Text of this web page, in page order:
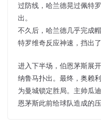
过防线，哈兰德晃过佩特
出。
不久后，哈兰德几乎完成
特罗维奇反应神速，挡出了
进入下半场，伯恩茅斯展
纳鲁马扑出。最终，奥赖
为曼城锁定胜局。主帅瓜
恩茅斯此前给球队造成的压